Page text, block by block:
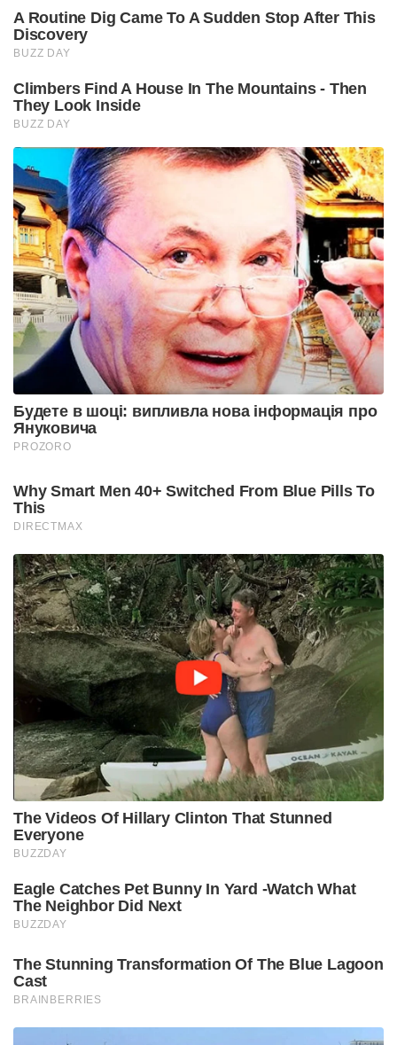
A Routine Dig Came To A Sudden Stop After This
Discovery
BUZZ DAY
Climbers Find A House In The Mountains - Then
They Look Inside
BUZZ DAY
Будете в шоці: випливла нова інформація про
Януковича
PROZORO
Why Smart Men 40+ Switched From Blue Pills To
This
DIRECTMAX
The Videos Of Hillary Clinton That Stunned
Everyone
BUZZDAY
Eagle Catches Pet Bunny In Yard -Watch What
The Neighbor Did Next
BUZZDAY
The Stunning Transformation Of The Blue Lagoon
Cast
BRAINBERRIES